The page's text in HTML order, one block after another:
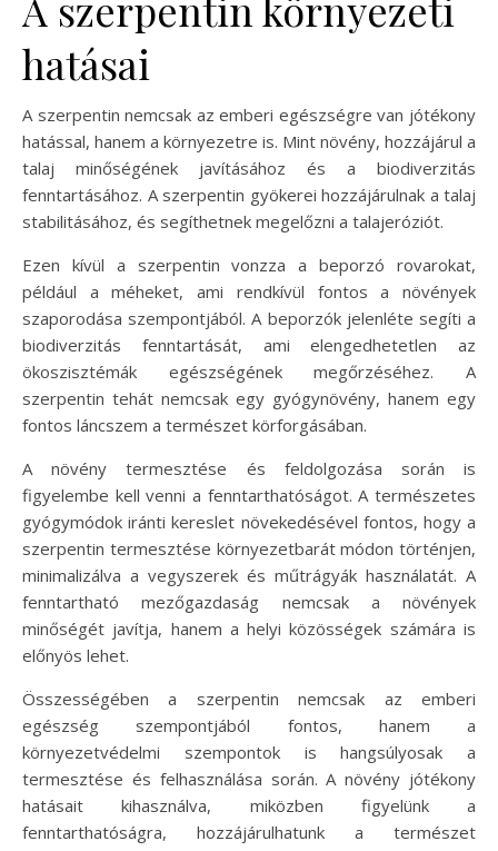
hatásai
A szerpentin nemcsak az emberi egészségre van jótékony
hatással, hanem a környezetre is. Mint növény, hozzájárul a
talaj minőségének javításához és a biodiverzitás
fenntartásához. A szerpentin gyökerei hozzájárulnak a talaj
stabilitásához, és segíthetnek megelőzni a talajeróziót.
Ezen kívül a szerpentin vonzza a beporzó rovarokat,
például a méheket, ami rendkívül fontos a növények
szaporodása szempontjából. A beporzók jelenléte segíti a
biodiverzitás fenntartását, ami elengedhetetlen az
ökoszisztémák egészségének megőrzéséhez. A
szerpentin tehát nemcsak egy gyógynövény, hanem egy
fontos láncszem a természet körforgásában.
A növény termesztése és feldolgozása során is
figyelembe kell venni a fenntarthatóságot. A természetes
gyógymódok iránti kereslet növekedésével fontos, hogy a
szerpentin termesztése környezetbarát módon történjen,
minimalizálva a vegyszerek és műtrágyák használatát. A
fenntartható mezőgazdaság nemcsak a növények
minőségét javítja, hanem a helyi közösségek számára is
előnyös lehet.
Összességében a szerpentin nemcsak az emberi
egészség szempontjából fontos, hanem a
környezetvédelmi szempontok is hangsúlyosak a
termesztése és felhasználása során. A növény jótékony
hatásait kihasználva, miközben figyelünk a
fenntarthatóságra, hozzájárulhatunk a természet